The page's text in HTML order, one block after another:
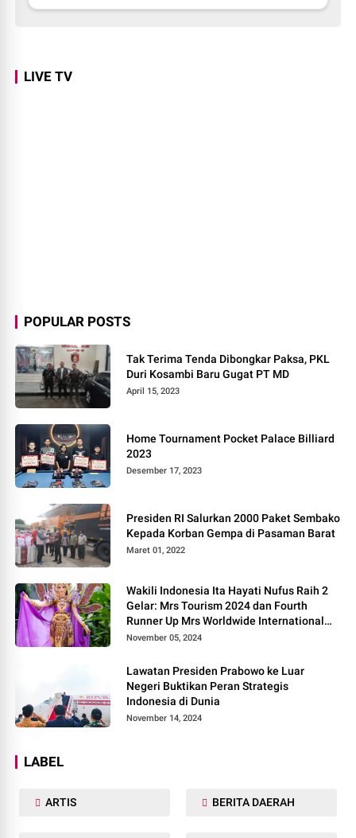
LIVE TV
POPULAR POSTS
Tak Terima Tenda Dibongkar Paksa, PKL
Duri Kosambi Baru Gugat PT MD
April 15, 2023
Home Tournament Pocket Palace Billiard
2023
Desember 17, 2023
Presiden RI Salurkan 2000 Paket Sembako
Kepada Korban Gempa di Pasaman Barat
Maret 01, 2022
Wakili Indonesia Ita Hayati Nufus Raih 2
Gelar: Mrs Tourism 2024 dan Fourth
Runner Up Mrs Worldwide International
2024, di Pemilihan Mrs Worldwide 2024
November 05, 2024
Lawatan Presiden Prabowo ke Luar
Negeri Buktikan Peran Strategis
Indonesia di Dunia
November 14, 2024
LABEL
ARTIS BERITA DAERAH